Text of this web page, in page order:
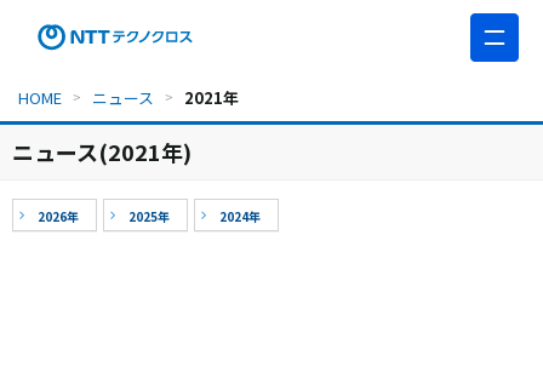
HOME ニュース 2021年
ニュース(2021年)
2026年 2025年 2024年